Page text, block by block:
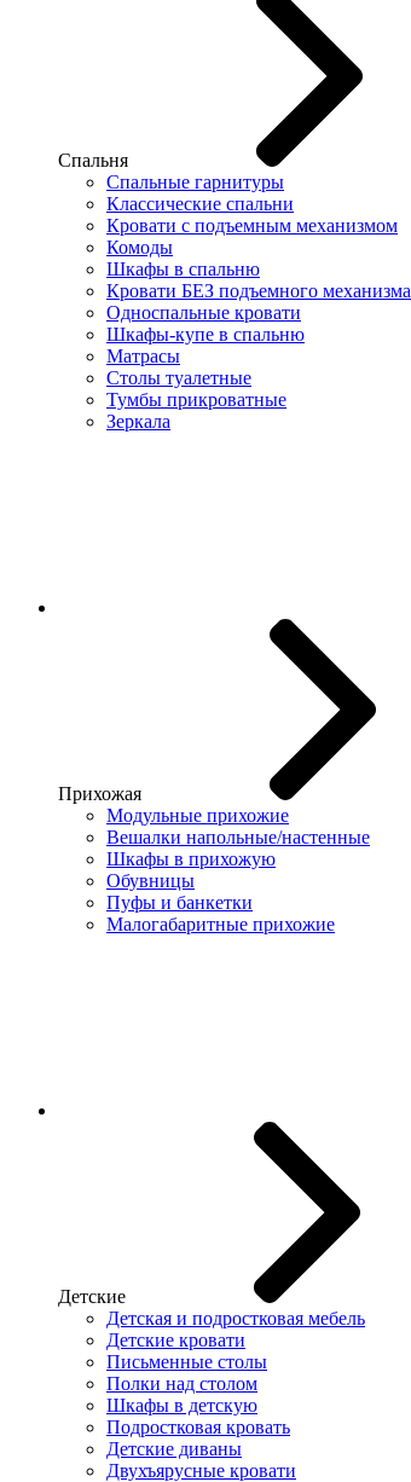
Спальня
Спальные гарнитуры
Классические спальни
Кровати с подъемным механизмом
Комоды
Шкафы в спальню
Кровати БЕЗ подъемного механизма
Односпальные кровати
Шкафы-купе в спальню
Матрасы
Столы туалетные
Тумбы прикроватные
Зеркала
Прихожая
Модульные прихожие
Вешалки напольные/настенные
Шкафы в прихожую
Обувницы
Пуфы и банкетки
Малогабаритные прихожие
Детские
Детская и подростковая мебель
Детские кровати
Письменные столы
Полки над столом
Шкафы в детскую
Подростковая кровать
Детские диваны
Двухъярусные кровати